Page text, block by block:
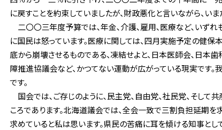
に戻すことを約束していましたが、財政悪化と言いながら、い
二〇〇三年度予算では、年金、介護、雇用、医療など、いず
に国民は怒っています。医療に関しては、四月実施予定の健
底から崩壊させるものである、凍結せよと、日本医師会、日
障推進協議会など、かつてない運動が広がっている現実です
です。
国会では、ご存じのように、民主党、自由党、社民党、そし
ころであります。北海道議会では、全会一致で三割負担延期
求めていると私は思います。県民の苦痛に耳を傾ける知事と